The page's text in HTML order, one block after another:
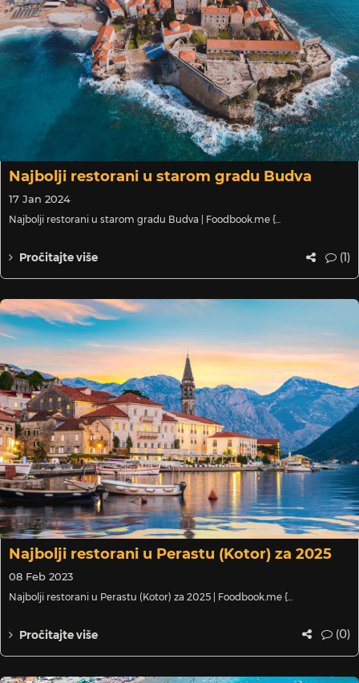
Najbolji restorani u starom gradu Budva
17 Jan 2024
Najbolji restorani u starom gradu Budva | Foodbook.me {...
Pročitajte više (1)
Najbolji restorani u Perastu (Kotor) za 2025
08 Feb 2023
Najbolji restorani u Perastu (Kotor) za 2025 | Foodbook.me {...
Pročitajte više (0)